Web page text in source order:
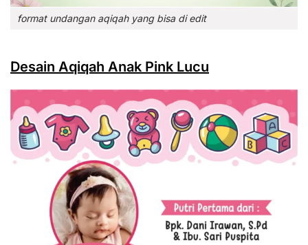
format undangan aqiqah yang bisa di edit
Desain Aqiqah Anak Pink Lucu